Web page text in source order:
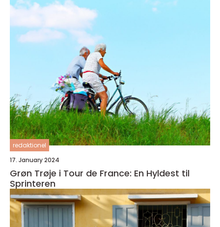
redaktionel
17. January 2024
Grøn Trøje i Tour de France: En Hyldest til
Sprinteren